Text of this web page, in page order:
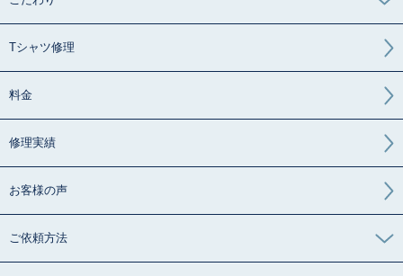
Tシャツ修理
料金
修理実績
お客様の声
ご依頼方法